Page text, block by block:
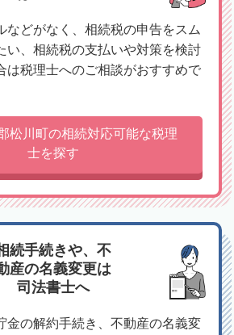
などがなく、相続税の申告をスム
い、相続税の支払いや対策を検討
は税理士へのご相談がおすすめで
松川町の相続対応可能な税理
士を探す
続手続きや、不
産の名義変更は
司法書士へ
金の解約手続き、不動産の名義変